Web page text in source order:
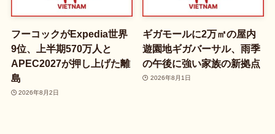
フーコックがExpedia世界
9位、上半期570万人と
APEC2027が押し上げた離
島
2026年8月2日
ギガモールに2万㎡の屋内
遊園地ギガバーサル、雨季
の午後に強い家族の新拠点
2026年8月1日